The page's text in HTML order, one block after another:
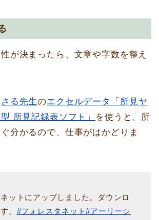
が決まったら、文章や字数を整え
さる先生のエクセルデータ「所見ヤ
所見記録表ソフト」 を使うと、所
分かるので、仕事がはかどりま
ットにアップしました。ダウンロ
。 #フォレスタネット#アーリーシ